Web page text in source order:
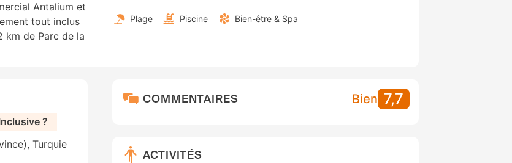
Antalium et
tout inclus
km de Parc de la
Plage Piscine Bien-être & Spa
?
Turquie
COMMENTAIRES Bien 7,7
ACTIVITÉS